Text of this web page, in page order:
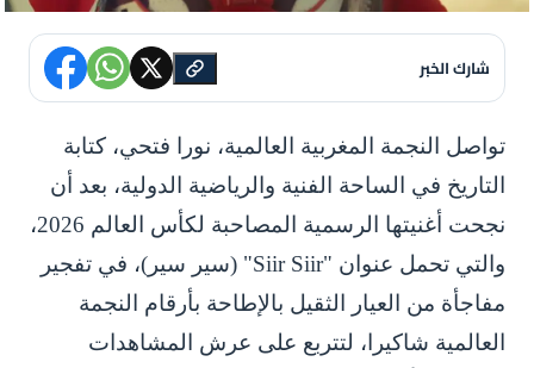
شارك الخبر
تواصل النجمة المغربية العالمية، نورا فتحي، كتابة
التاريخ في الساحة الفنية والرياضية الدولية، بعد أن
نجحت أغنيتها الرسمية المصاحبة لكأس العالم 2026،
والتي تحمل عنوان "Siir Siir" (سير سير)، في تفجير
مفاجأة من العيار الثقيل بالإطاحة بأرقام النجمة
العالمية شاكيرا، لتتربع على عرش المشاهدات